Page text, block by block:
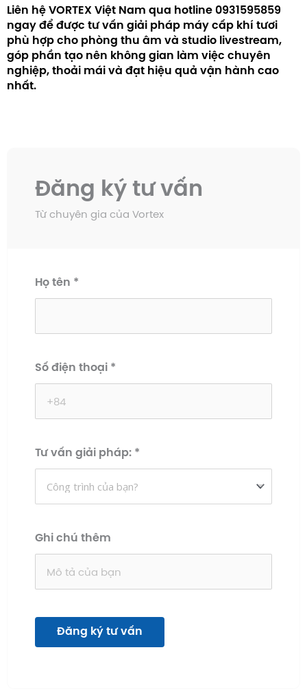
Liên hệ VORTEX Việt Nam qua hotline 0931595859
ngay để được tư vấn giải pháp máy cấp khí tươi
phù hợp cho phòng thu âm và studio livestream,
góp phần tạo nên không gian làm việc chuyên
nghiệp, thoải mái và đạt hiệu quả vận hành cao
nhất.
Đăng ký tư vấn
Từ chuyên gia của Vortex
Họ tên *
Số điện thoại *
Tư vấn giải pháp: *
Ghi chú thêm
Đăng ký tư vấn